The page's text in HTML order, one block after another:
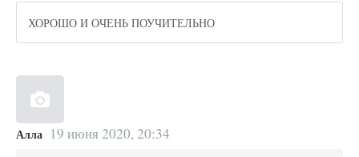
ХОРОШО И ОЧЕНЬ ПОУЧИТЕЛЬНО
Алла 19 июня 2020, 20:34